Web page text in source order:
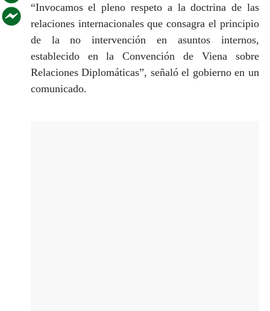
“Invocamos el pleno respeto a la doctrina de las
relaciones internacionales que consagra el principio
de la no intervención en asuntos internos,
establecido en la Convención de Viena sobre
Relaciones Diplomáticas”, señaló el gobierno en un
comunicado.